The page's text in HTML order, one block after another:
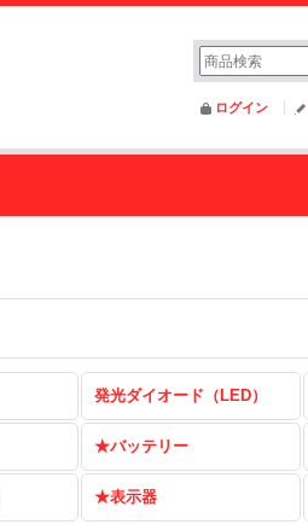
ログイン
発光ダイオード（LED）
★バッテリー
★表示器